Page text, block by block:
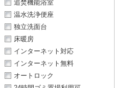
追焚機能浴室
温水洗浄便座
独立洗面台
床暖房
インターネット対応
インターネット無料
オートロック